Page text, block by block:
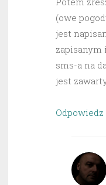
(owe
jest
zapisanym
sms-a na
jest
Odpowiedz